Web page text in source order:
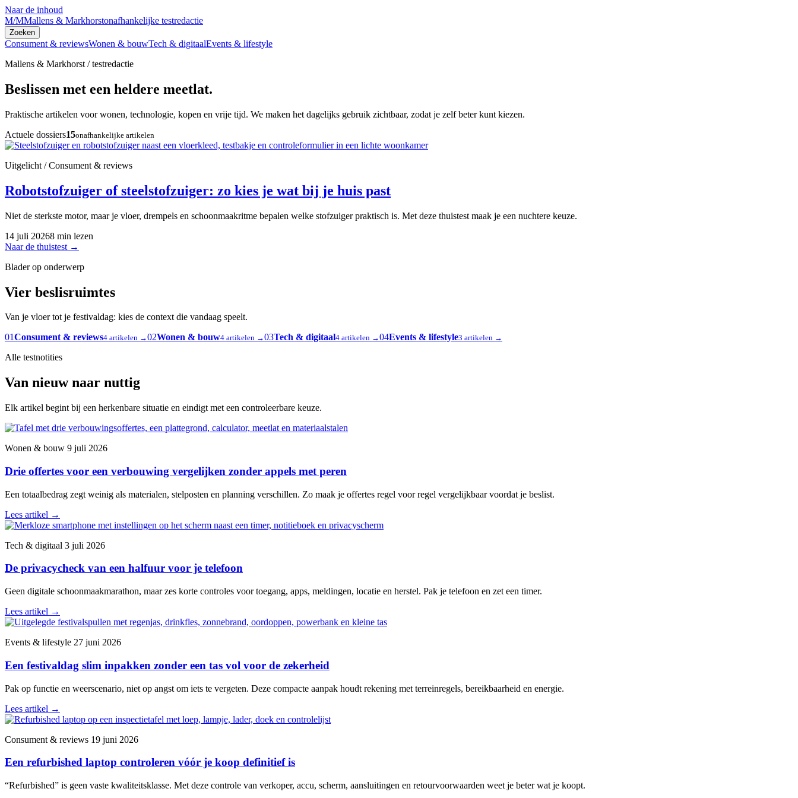
Naar de inhoud
M/MMallens & Markhorstonafhankelijke testredactie
Zoeken
Consument & reviewsWonen & bouwTech & digitaalEvents & lifestyle
Mallens & Markhorst / testredactie
Beslissen met een heldere meetlat.
Praktische artikelen voor wonen, technologie, kopen en vrije tijd. We maken het dagelijks gebruik zichtbaar, zodat je zelf beter kunt kiezen.
Actuele dossiers15onafhankelijke artikelen
Uitgelicht / Consument & reviews
Robotstofzuiger of steelstofzuiger: zo kies je wat bij je huis past
Niet de sterkste motor, maar je vloer, drempels en schoonmaakritme bepalen welke stofzuiger praktisch is. Met deze thuistest maak je een nuchtere keuze.
14 juli 20268 min lezen
Naar de thuistest →
Blader op onderwerp
Vier beslisruimtes
Van je vloer tot je festivaldag: kies de context die vandaag speelt.
01Consument & reviews4 artikelen →02Wonen & bouw4 artikelen →03Tech & digitaal4 artikelen →04Events & lifestyle3 artikelen →
Alle testnotities
Van nieuw naar nuttig
Elk artikel begint bij een herkenbare situatie en eindigt met een controleerbare keuze.
Wonen & bouw 9 juli 2026
Drie offertes voor een verbouwing vergelijken zonder appels met peren
Een totaalbedrag zegt weinig als materialen, stelposten en planning verschillen. Zo maak je offertes regel voor regel vergelijkbaar voordat je beslist.
Lees artikel →
Tech & digitaal 3 juli 2026
De privacycheck van een halfuur voor je telefoon
Geen digitale schoonmaakmarathon, maar zes korte controles voor toegang, apps, meldingen, locatie en herstel. Pak je telefoon en zet een timer.
Lees artikel →
Events & lifestyle 27 juni 2026
Een festivaldag slim inpakken zonder een tas vol voor de zekerheid
Pak op functie en weerscenario, niet op angst om iets te vergeten. Deze compacte aanpak houdt rekening met terreinregels, bereikbaarheid en energie.
Lees artikel →
Consument & reviews 19 juni 2026
Een refurbished laptop controleren vóór je koop definitief is
“Refurbished” is geen vaste kwaliteitsklasse. Met deze controle van verkoper, accu, scherm, aansluitingen en retourvoorwaarden weet je beter wat je koopt.